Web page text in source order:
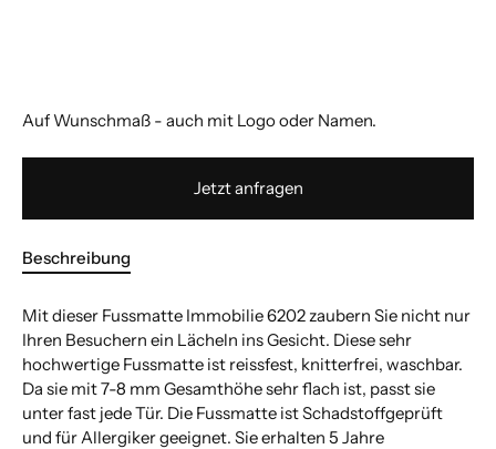
Auf Wunschmaß - auch mit Logo oder Namen.
Jetzt anfragen
Beschreibung
Mit dieser Fussmatte Immobilie 6202 zaubern Sie nicht nur
Ihren Besuchern ein Lächeln ins Gesicht. Diese sehr
hochwertige Fussmatte ist reissfest, knitterfrei, waschbar.
Da sie mit 7-8 mm Gesamthöhe sehr flach ist, passt sie
unter fast jede Tür. Die Fussmatte ist Schadstoffgeprüft
und für Allergiker geeignet. Sie erhalten 5 Jahre